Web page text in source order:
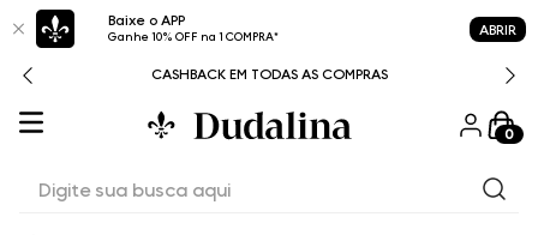
Baixe o APP
Ganhe 10% OFF na 1 COMPRA* ABRIR
CASHBACK EM TODAS AS COMPRAS
0